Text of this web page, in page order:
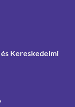
és Kereskedelmi